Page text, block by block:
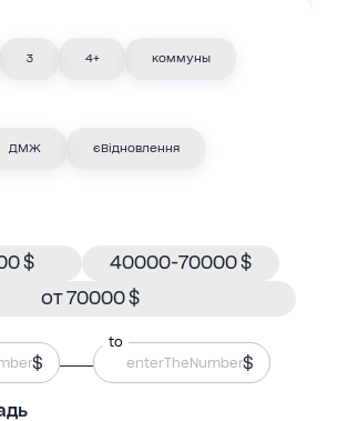
3 4+ коммуны
ДМЖ єВідновлення
$
40000-70000 $
от 70000 $
$
to
$